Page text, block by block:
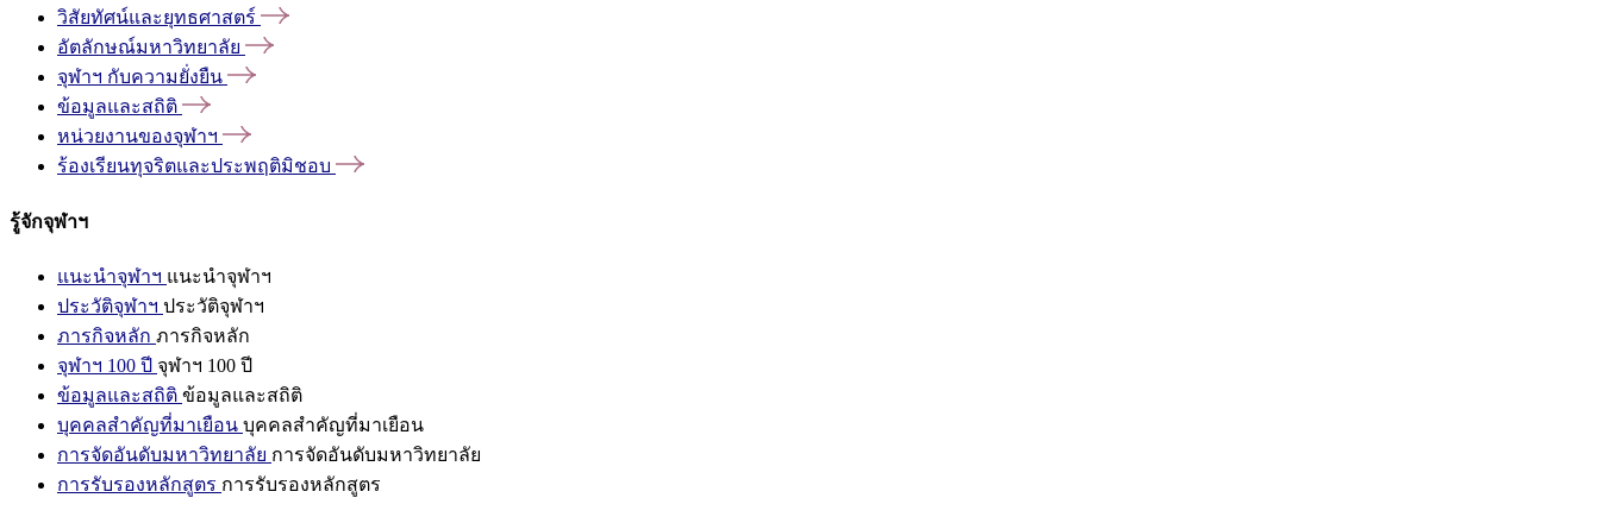
วิสัยทัศน์และยุทธศาสตร์
อัตลักษณ์มหาวิทยาลัย
จุฬาฯ กับความยั่งยืน
ข้อมูลและสถิติ
หน่วยงานของจุฬาฯ
ร้องเรียนทุจริตและประพฤติมิชอบ
รู้จักจุฬาฯ
แนะนำจุฬาฯ แนะนำจุฬาฯ
ประวัติจุฬาฯ ประวัติจุฬาฯ
ภารกิจหลัก ภารกิจหลัก
จุฬาฯ 100 ปี จุฬาฯ 100 ปี
ข้อมูลและสถิติ ข้อมูลและสถิติ
บุคคลสำคัญที่มาเยือน บุคคลสำคัญที่มาเยือน
การจัดอันดับมหาวิทยาลัย การจัดอันดับมหาวิทยาลัย
การรับรองหลักสูตร การรับรองหลักสูตร